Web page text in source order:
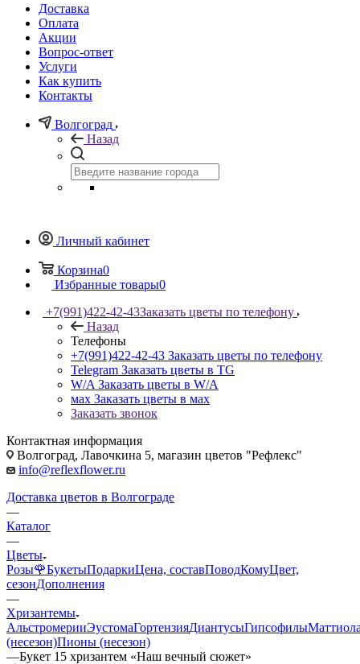
Доставка
Оплата
Акции
Вопрос-ответ
Услуги
Как купить
Контакты
Волгоград
Назад
Личный кабинет
Корзина0
Избранные товары0
+7(991)422-42-43Заказать цветы по телефону
Назад
Телефоны
+7(991)422-42-43 Заказать цветы по телефону
Telegram Заказать цветы в TG
W/A Заказать цветы в W/A
мах Заказать цветы в мах
Заказать звонок
Контактная информация
Волгоград, Лавочкина 5, магазин цветов "Рефлекс"
info@reflexflower.ru
Доставка цветов в Волгограде
—
Каталог
—
Цветы
Розы🌹БукетыПодаркиЦена, составПоводКомуЦвет,
сезонДополнения
—
Хризантемы
АльстромерииЭустомаГортензияДиантусыГипсофилы
(несезон)Пионы (несезон)
—Букет 15 хризантем «Наш вечный сюжет»